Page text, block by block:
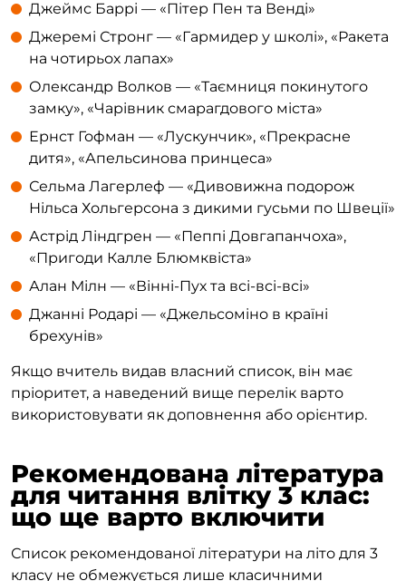
Джеймс Баррі — «Пітер Пен та Венді»
Джеремі Стронг — «Гармидер у школі», «Ракета
на чотирьох лапах»
Олександр Волков — «Таємниця покинутого
замку», «Чарівник смарагдового міста»
Ернст Гофман — «Лускунчик», «Прекрасне
дитя», «Апельсинова принцеса»
Сельма Лагерлеф — «Дивовижна подорож
Нільса Хольгерсона з дикими гусьми по Швеції»
Астрід Ліндгрен — «Пеппі Довгапанчоха»,
«Пригоди Калле Блюмквіста»
Алан Мілн — «Вінні-Пух та всі-всі-всі»
Джанні Родарі — «Джельсоміно в країні
брехунів»
Якщо вчитель видав власний список, він має
пріоритет, а наведений вище перелік варто
використовувати як доповнення або орієнтир.
Рекомендована література
для читання влітку 3 клас:
що ще варто включити
Список рекомендованої літератури на літо для 3
класу не обмежується лише класичними